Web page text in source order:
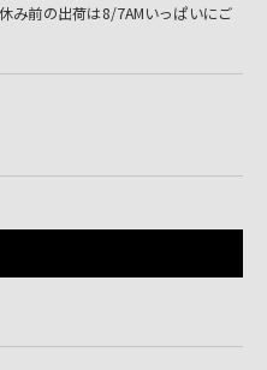
み前の出荷は8/7AMいっぱいにご